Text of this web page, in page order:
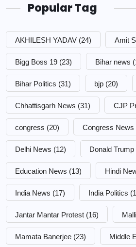
Popular Tag
AKHILESH YADAV (24) Amit
Bigg Boss 19 (23) Bihar news
Bihar Politics (31) bjp (20)
Chhattisgarh News (31) CJP
congress (20) Congress News
Delhi News (12) Donald Trump
Education News (13) Hindi
India News (17) India Politics
Jantar Mantar Protest (16)
Mamata Banerjee (23) Middle